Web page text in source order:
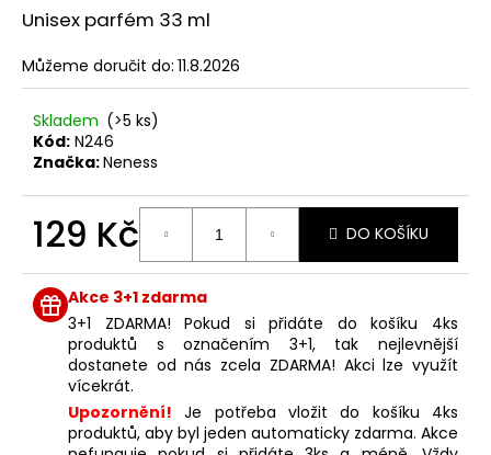
z
5
Unisex parfém 33 ml
Můžeme doručit do: 11.8.2026
Skladem (>5 ks)
Kód: N246
Značka:Neness
129 Kč
cena:
DO KOŠÍKU
Akce 3+1 zdarma
3+1 ZDARMA! Pokud si přidáte do košíku 4ks
produktů s označením 3+1, tak nejlevnější
dostanete od nás zcela ZDARMA! Akci lze využít
vícekrát.
Upozornění! Je potřeba vložit do košíku 4ks
produktů, aby byl jeden automaticky zdarma. Akce
u
e
e
LONG
EYELASH
SERUM
ML